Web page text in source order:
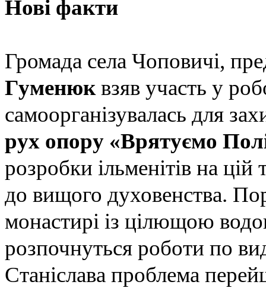
Нові факти
Громада села Чоповичі,
Гуменюк взяв участь у
самоорганізувалась для
рух опору «Врятуємо
розробки ільменітів на цій
до вищого духовенства.
монастирі із цілющою
розпочнуться роботи по
Станіслава проблема